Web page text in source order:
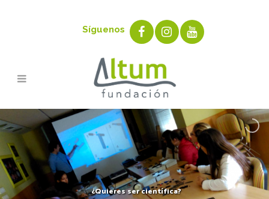
Síguenos
¿Quieres ser científica?